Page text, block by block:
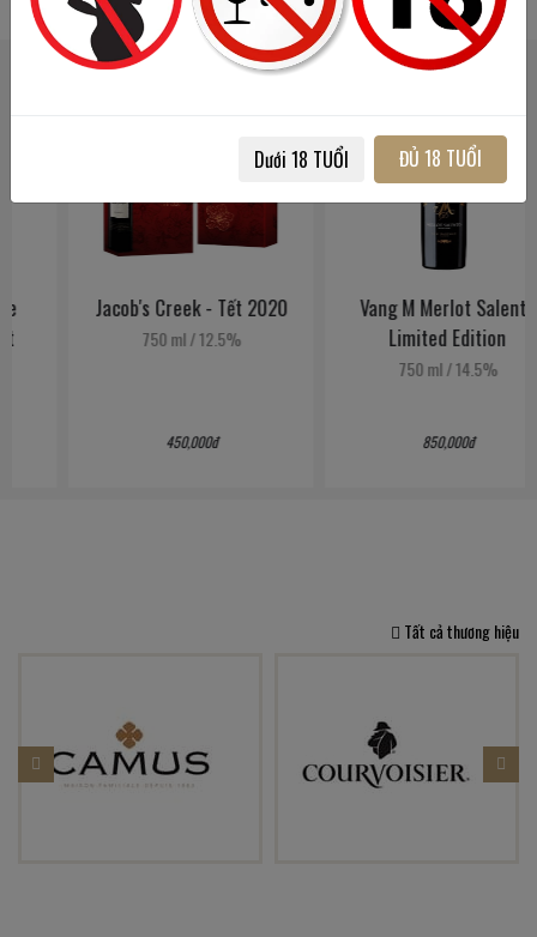
SẢN PHẨM LIÊN QUAN SẢN PHẨM ĐÃ XEM
Jacob's Creek - Tết 2020
/12.5%
Vang M Merlot Salento
Limited Edition
/14.5%
Tất cả thương hiệu
Dưới 18 TUỔI ĐỦ 18 TUỔI